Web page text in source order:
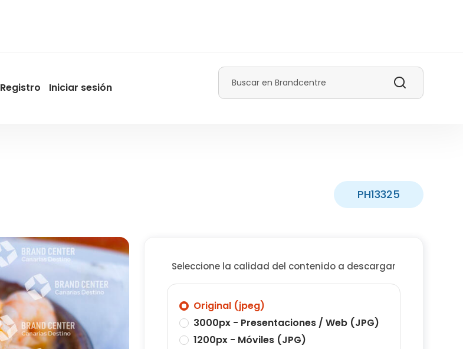
User
Registro Iniciar sesión
Buscar
PH13325
Seleccione la calidad del contenido a descargar
Original (jpeg)
3000px - Presentaciones / Web (JPG)
1200px - Móviles (JPG)